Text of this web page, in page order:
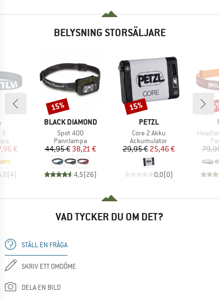
BELYSNING STORSÄLJARE
5
pris
€
(4)
VARUMÄRKE
BLACK DIAMOND
Produkter
Spot 400
Produktgrupp
Pannlampa
Pris
44,95 €Reducerat pris
38,21 €
4,5(26)
Rabatt
15%
VARUMÄRKE
PETZL
Produkter
Core 2 Akku
Produktgrupp
Ackumulator
Pris
29,95 €Reducerat pris
25,46 €
0,0(0)
Rabatt
15%
VAD TYCKER DU OM DET?
STÄLL EN FRÅGA
SKRIV ETT OMDÖME
DELA EN BILD